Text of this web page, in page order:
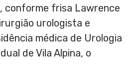
conforme frisa Lawrence
urologista e
médica de Urologia
de Vila Alpina, o